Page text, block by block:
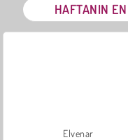
HAFTANIN
Elvenar